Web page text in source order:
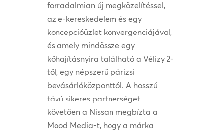
forradalmian új megközelítéssel,
az e-kereskedelem és egy
koncepcióüzlet konvergenciájával,
és amely mindössze egy
kőhajításnyira található a Vélizy 2-
től, egy népszerű párizsi
bevásárlóközponttól. A hosszú
távú sikeres partnerséget
követően a Nissan megbízta a
Mood Media-t, hogy a márka